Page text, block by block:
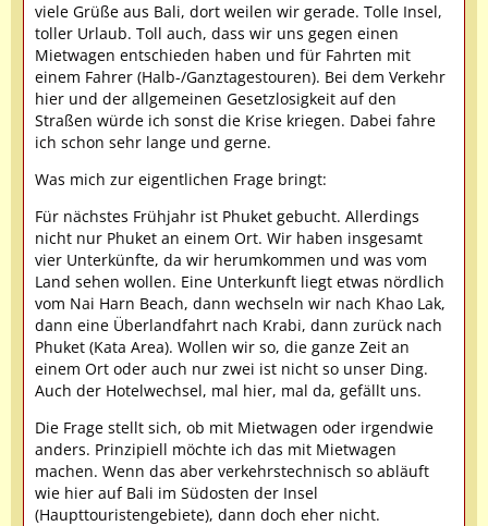
viele Grüße aus Bali, dort weilen wir gerade. Tolle Insel,
toller Urlaub. Toll auch, dass wir uns gegen einen
Mietwagen entschieden haben und für Fahrten mit
einem Fahrer (Halb-/Ganztagestouren). Bei dem Verkehr
hier und der allgemeinen Gesetzlosigkeit auf den
Straßen würde ich sonst die Krise kriegen. Dabei fahre
ich schon sehr lange und gerne.
Was mich zur eigentlichen Frage bringt:
Für nächstes Frühjahr ist Phuket gebucht. Allerdings
nicht nur Phuket an einem Ort. Wir haben insgesamt
vier Unterkünfte, da wir herumkommen und was vom
Land sehen wollen. Eine Unterkunft liegt etwas nördlich
vom Nai Harn Beach, dann wechseln wir nach Khao Lak,
dann eine Überlandfahrt nach Krabi, dann zurück nach
Phuket (Kata Area). Wollen wir so, die ganze Zeit an
einem Ort oder auch nur zwei ist nicht so unser Ding.
Auch der Hotelwechsel, mal hier, mal da, gefällt uns.
Die Frage stellt sich, ob mit Mietwagen oder irgendwie
anders. Prinzipiell möchte ich das mit Mietwagen
machen. Wenn das aber verkehrstechnisch so abläuft
wie hier auf Bali im Südosten der Insel
(Haupttouristengebiete), dann doch eher nicht.